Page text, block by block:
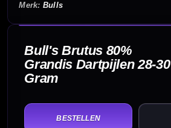
Bulls
Bull's Brutus 80%
Grandis Dartpijlen 28-30
Gram